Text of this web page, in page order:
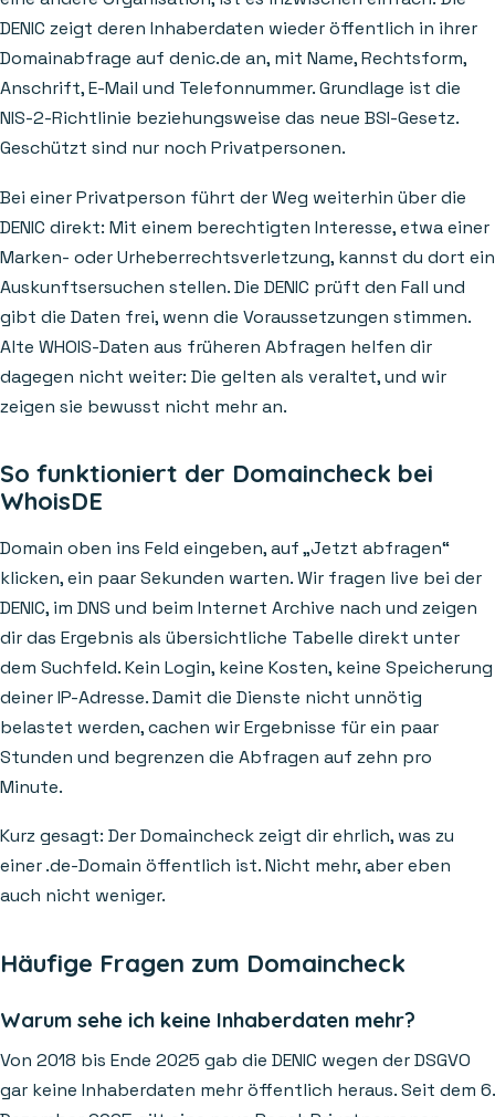
DENIC zeigt deren Inhaberdaten wieder öffentlich in ihrer
Domainabfrage auf denic.de an, mit Name, Rechtsform,
Anschrift, E-Mail und Telefonnummer. Grundlage ist die
NIS-2-Richtlinie beziehungsweise das neue BSI-Gesetz.
Geschützt sind nur noch Privatpersonen.
Bei einer Privatperson führt der Weg weiterhin über die
DENIC direkt: Mit einem berechtigten Interesse, etwa einer
Marken- oder Urheberrechtsverletzung, kannst du dort ein
Auskunftsersuchen stellen. Die DENIC prüft den Fall und
gibt die Daten frei, wenn die Voraussetzungen stimmen.
Alte WHOIS-Daten aus früheren Abfragen helfen dir
dagegen nicht weiter: Die gelten als veraltet, und wir
zeigen sie bewusst nicht mehr an.
So funktioniert der Domaincheck bei
WhoisDE
Domain oben ins Feld eingeben, auf „Jetzt abfragen“
klicken, ein paar Sekunden warten. Wir fragen live bei der
DENIC, im DNS und beim Internet Archive nach und zeigen
dir das Ergebnis als übersichtliche Tabelle direkt unter
dem Suchfeld. Kein Login, keine Kosten, keine Speicherung
deiner IP-Adresse. Damit die Dienste nicht unnötig
belastet werden, cachen wir Ergebnisse für ein paar
Stunden und begrenzen die Abfragen auf zehn pro
Minute.
Kurz gesagt: Der Domaincheck zeigt dir ehrlich, was zu
einer .de-Domain öffentlich ist. Nicht mehr, aber eben
auch nicht weniger.
Häufige Fragen zum Domaincheck
Warum sehe ich keine Inhaberdaten mehr?
Von 2018 bis Ende 2025 gab die DENIC wegen der DSGVO
gar keine Inhaberdaten mehr öffentlich heraus. Seit dem 6.